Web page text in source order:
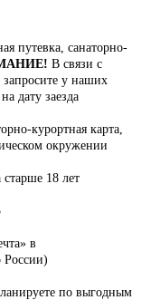
путевка, санаторно-
В связи с
запросите у наших
дату заезда
курортная карта,
окружении
старше 18 лет
в
России)
по выгодным